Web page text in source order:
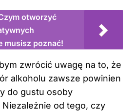
otworzyć
musisz poznać!
zwrócić uwagę na to, że
alkoholu zawsze powinien
do gustu osoby
od tego, czy